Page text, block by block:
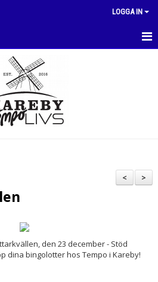
LOGGA IN
>
<
den 23 december - Stöd
dina bingolotter hos Tempo i Kareby!